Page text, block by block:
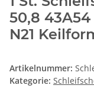
50,8 43A54
N21
Artikelnummer:
Kategorie: